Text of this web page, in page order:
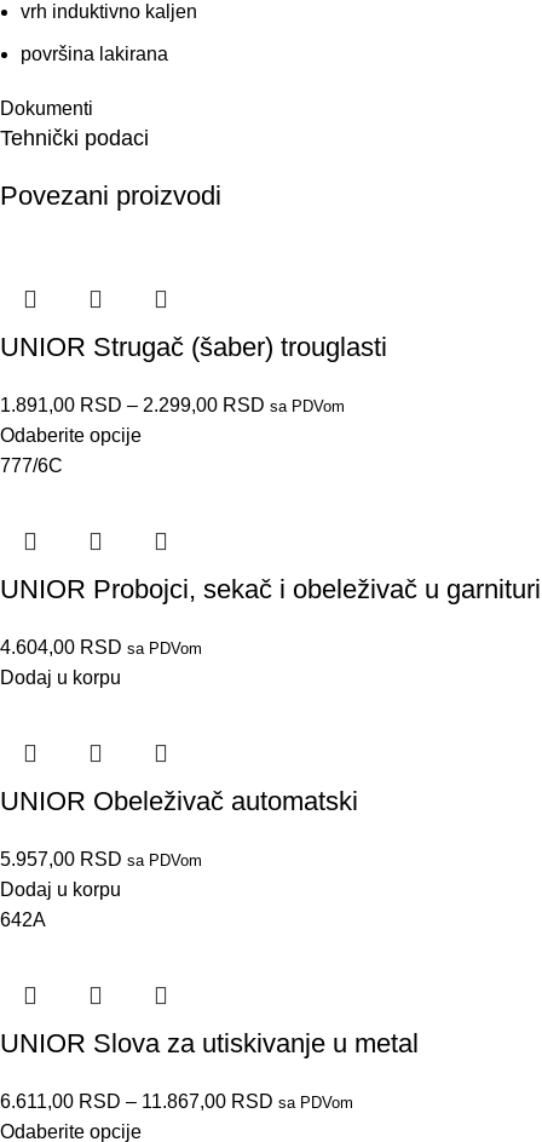
vrh induktivno kaljen
površina lakirana
Dokumenti
Tehnički podaci
Povezani proizvodi
UNIOR Strugač (šaber) trouglasti
1.891,00 RSD – 2.299,00 RSD sa PDVom
Odaberite opcije
777/6C
UNIOR Probojci, sekač i obeleživač u garnituri
4.604,00 RSD sa PDVom
Dodaj u korpu
UNIOR Obeleživač automatski
5.957,00 RSD sa PDVom
Dodaj u korpu
642A
UNIOR Slova za utiskivanje u metal
6.611,00 RSD – 11.867,00 RSD sa PDVom
Odaberite opcije